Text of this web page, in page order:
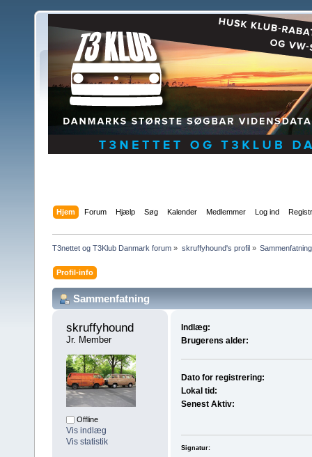
Hjem Forum Hjælp Søg Kalender Medlemmer Log ind
T3nettet og T3Klub Danmark forum » skruffyhound's profil» Sammenfatning
Profil-info
Sammenfatning
skruffyhound
Jr. Member
Offline
Vis indlæg
Vis statistik
Indlæg:
Brugerens alder:
Dato for registrering:
Lokal tid:
Senest Aktiv:
Signatur: